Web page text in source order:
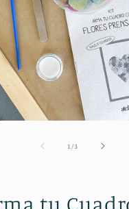
1 /de3